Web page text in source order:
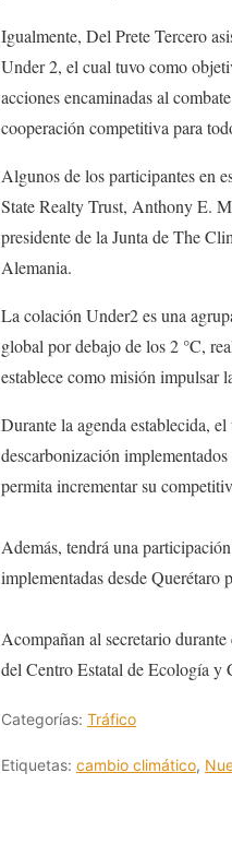
Igualmente, Del Prete Tercero
Under 2, el cual tuvo como
acciones encaminadas al
cooperación competitiva para
Algunos de los participantes en
State Realty Trust, Anthony E.
presidente de la Junta de The
Alemania.
La colación Under2 es una
global por debajo de los 2 °C,
establece como misión impulsar
Durante la agenda establecida,
descarbonización
permita incrementar su
Además, tendrá una
implementadas desde Querétaro
Acompañan al secretario
del Centro Estatal de Ecología
Categorías: Tráfico
Etiquetas: cambio climático,